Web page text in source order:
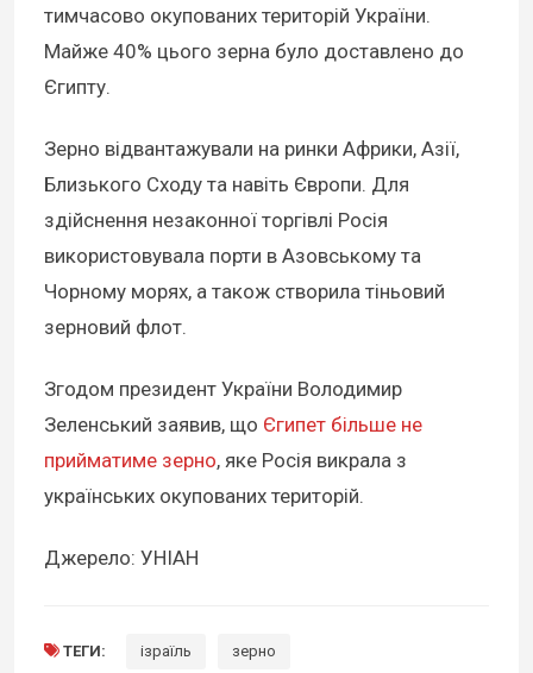
тимчасово окупованих територій України.
Майже 40% цього зерна було доставлено до
Єгипту.
Зерно відвантажували на ринки Африки, Азії,
Близького Сходу та навіть Європи. Для
здійснення незаконної торгівлі Росія
використовувала порти в Азовському та
Чорному морях, а також створила тіньовий
зерновий флот.
Згодом президент України Володимир
Зеленський заявив, що Єгипет більше не
прийматиме зерно, яке Росія викрала з
українських окупованих територій.
Джерело: УНІАН
ТЕГИ: ізраїль зерно